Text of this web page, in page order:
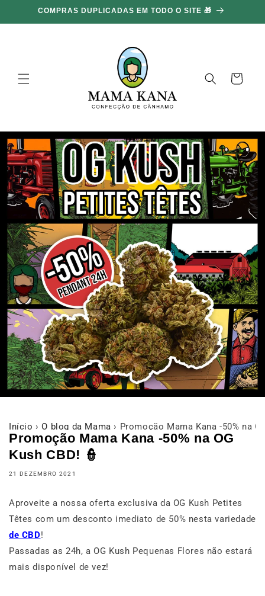
ir para o
conteúdo
COMPRAS DUPLICADAS EM TODO O SITE 🎁
Carrinho
Início › O blog da Mama › Promoção Mama Kana -50% na
Promoção Mama Kana -50% na OG
Kush CBD! 👮
21 DEZEMBRO 2021
Aproveite a nossa oferta exclusiva da OG Kush Petites
Têtes com um desconto imediato de 50% nesta variedade
de CBD!
Passadas as 24h, a OG Kush Pequenas Flores não estará
mais disponível de vez!